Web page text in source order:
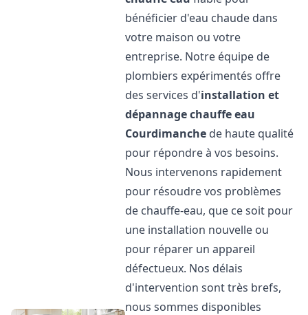
bénéficier d'eau chaude dans
votre maison ou votre
entreprise. Notre équipe de
plombiers expérimentés offre
des services d'installation et
dépannage chauffe eau
Courdimanche de haute qualité
pour répondre à vos besoins.
Nous intervenons rapidement
pour résoudre vos problèmes
de chauffe-eau, que ce soit pour
une installation nouvelle ou
pour réparer un appareil
défectueux. Nos délais
d'intervention sont très brefs,
nous sommes disponibles